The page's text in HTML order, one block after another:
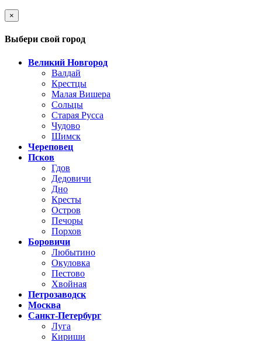
×
Выбери свой город
Великий Новгород
Валдай
Крестцы
Малая Вишера
Сольцы
Старая Русса
Чудово
Шимск
Череповец
Псков
Гдов
Дедовичи
Дно
Кресты
Остров
Печоры
Порхов
Боровичи
Любытино
Окуловка
Пестово
Хвойная
Петрозаводск
Москва
Санкт-Петербург
Луга
Кириши